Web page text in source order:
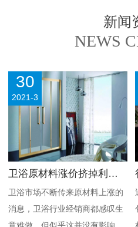
新闻
NEWS
30
2021-3
卫浴原材料涨价挤掉利润 未影响终端市场
卫浴市场不断传来原材料上涨的
消息，卫浴行业经销商都感叹生